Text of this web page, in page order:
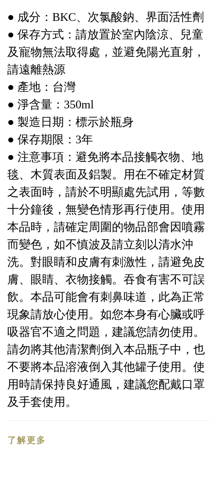
● 成分：BKC、次氯酸鈉、界面活性劑
● 保存方式：請放置於室內陰涼、兒童
及寵物無法取得處，並避免陽光直射，
請遠離熱源
● 產地：台灣
● 淨含量：350ml
● 製造日期：標示於瓶身
● 保存期限：3年
● 注意事項：避免將本品接觸衣物、地
毯、木質表面及鋁製。用在不確定材質
之表面時，請於不明顯處先試用，等數
十分鐘後，無變色情形再行使用。使用
本品時，請確定周圍的物品部會因噴霧
而變色，如不慎波及請立刻以清水沖
洗。對眼睛和皮膚有刺激性，請避免皮
膚、眼睛、衣物接觸。吞食有害不可誤
飲。本品可能會有刺鼻味道，此為正常
現象請放心使用。如您本身有心臟或呼
吸器官不適之問題，建議您請勿使用。
請勿將其他清潔劑倒入本品瓶子中，也
不要將本品溶液倒入其他罐子使用。使
用時請保持良好通風，建議您配戴口罩
及手套使用。
了解更多